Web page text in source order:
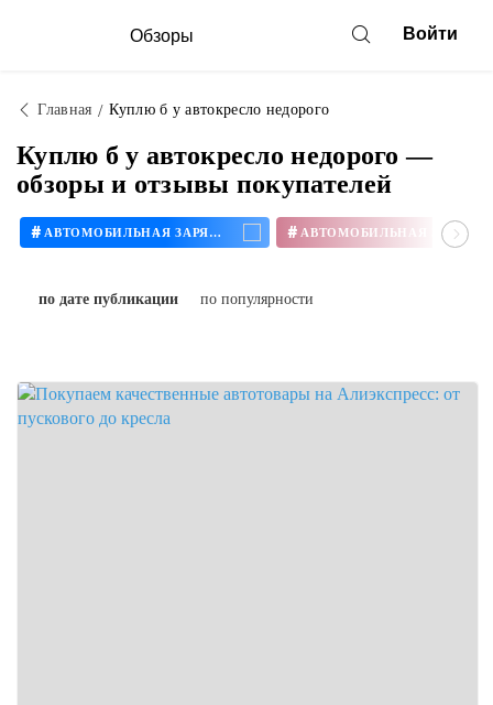
Обзоры Войти
Главная Куплю б у автокресло недорого
Куплю б у автокресло недорого —
обзоры и отзывы покупателей
# АВТОМОБИЛЬНАЯ ЗАРЯДКА #
по дате публикации по популярности